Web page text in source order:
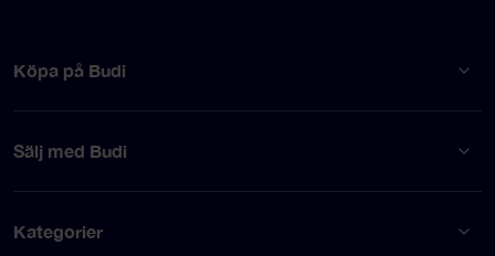
Köpa på Budi
Sälj med Budi
Kategorier